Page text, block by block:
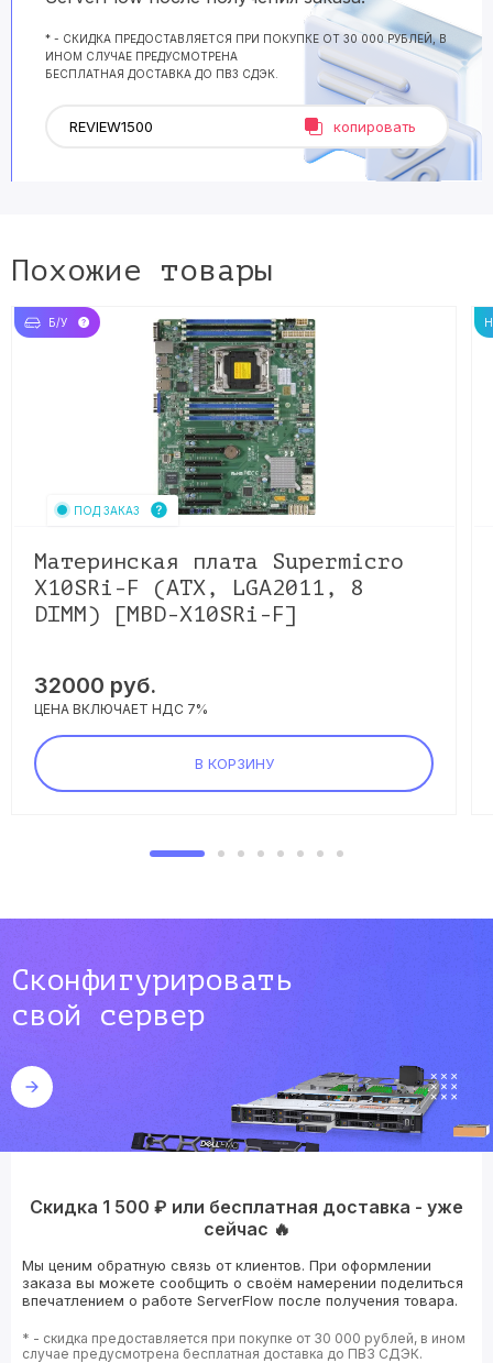
* - СКИДКА ПРЕДОСТАВЛЯЕТСЯ ПРИ ПОКУПКЕ ОТ 30 000 РУБЛЕЙ, В
ИНОМ СЛУЧАЕ ПРЕДУСМОТРЕНА
БЕСПЛАТНАЯ ДОСТАВКА ДО ПВЗ СДЭК.
копировать
Похожие товары
Б/У
ПОД ЗАКАЗ
Материнская плата Supermicro
X10SRi-F (ATX, LGA2011, 8
DIMM) [MBD-X10SRi-F]
32000 руб.
ЦЕНА ВКЛЮЧАЕТ НДС 7%
В КОРЗИНУ
Сконфигурировать
свой сервер
Скидка 1 500 ₽ или бесплатная доставка - уже
сейчас 🔥
Мы ценим обратную связь от клиентов. При оформлении
заказа вы можете сообщить о своём намерении поделиться
впечатлением о работе ServerFlow после получения товара.
* - скидка предоставляется при покупке от 30 000 рублей, в ином
случае предусмотрена бесплатная доставка до ПВЗ СДЭК.